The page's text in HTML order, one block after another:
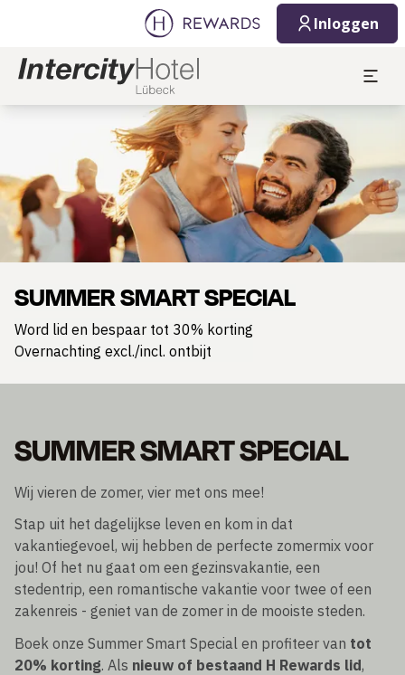
Inloggen
SUMMER SMART SPECIAL
Word lid en bespaar tot 30% korting
Overnachting excl./incl. ontbijt
SUMMER SMART SPECIAL
Wij vieren de zomer, vier met ons mee!
Stap uit het dagelijkse leven en kom in dat
vakantiegevoel, wij hebben de perfecte zomermix voor
jou! Of het nu gaat om een gezinsvakantie, een
stedentrip, een romantische vakantie voor twee of een
zakenreis - geniet van de zomer in de mooiste steden.
Boek onze Summer Smart Special en profiteer van tot
20% korting. Als nieuw of bestaand H Rewards lid,